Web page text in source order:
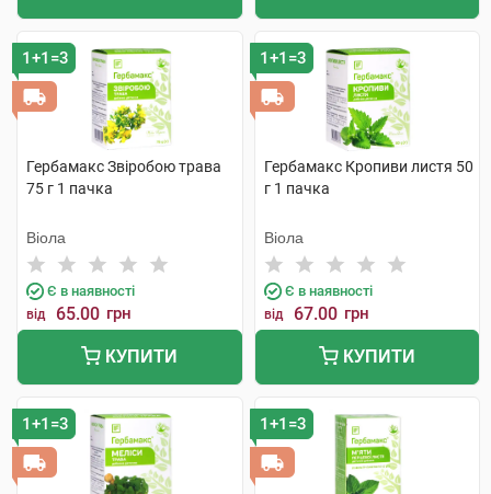
1+1=3
Гербамакс Звіробою трава
75 г 1 пачка
Віола
Є в наявності
від 65.00 грн
КУПИТИ
1+1=3
Гербамакс Кропиви листя 50
г 1 пачка
Віола
Є в наявності
від 67.00 грн
КУПИТИ
1+1=3 1+1=3